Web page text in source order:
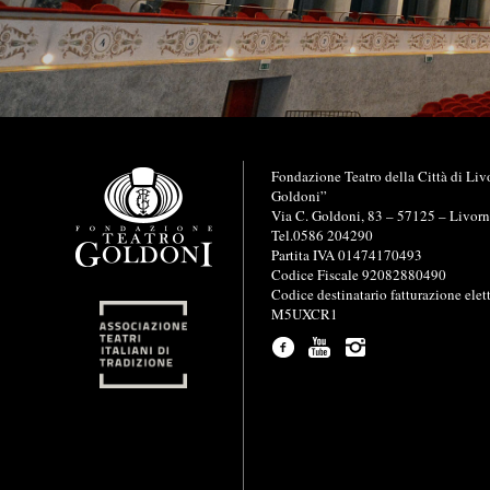
I
n
f
o
r
m
a
z
o
Fondazione Teatro della Città di
Goldoni”
Via C. Goldoni, 83 – 57125 –
Tel.0586 204290
Partita IVA 01474170493
Codice Fiscale 92082880490
Codice destinatario fatturazione
M5UXCR1